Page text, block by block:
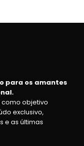
para os amantes
objetivo
exclusivo,
e as últimas